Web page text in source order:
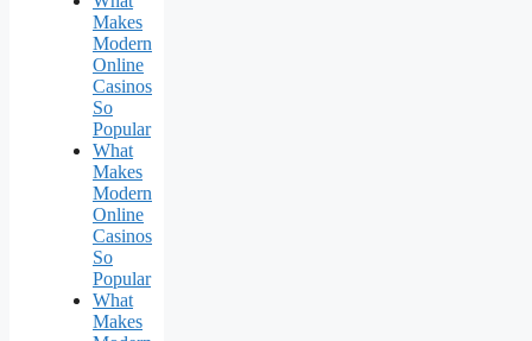
Makes
Modern
Online
Casinos
So
Popular
What
Makes
Modern
Online
Casinos
So
Popular
What
Makes